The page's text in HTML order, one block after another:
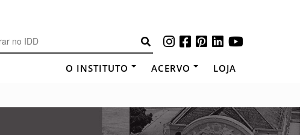
O INSTITUTO ACERVO LOJA